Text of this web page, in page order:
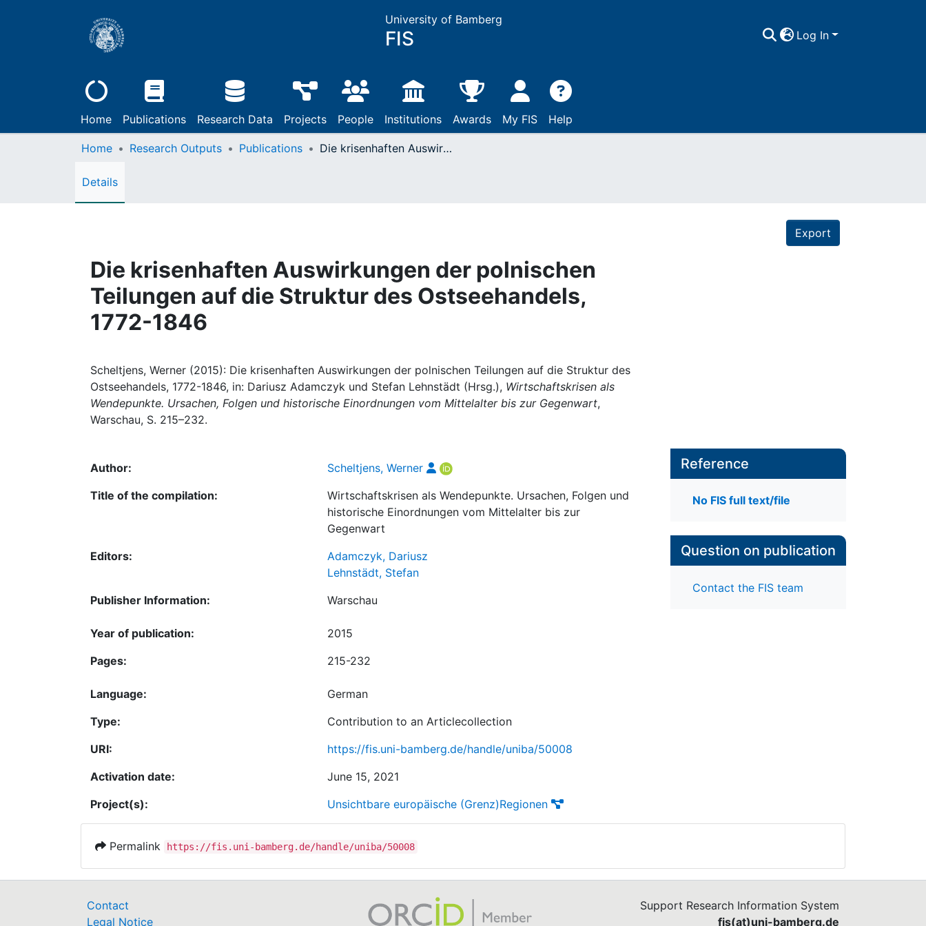
University of Bamberg
FIS Log In
Home Publications Research Data Projects People Institutions Awards My FIS Help
Home Research Outputs Publications Die krisenhaften Auswirkungen der polnischen Teilungen auf die Struktur des Ostseehandels, 1772-1846
Details
Export
Die krisenhaften Auswirkungen der polnischen
Teilungen auf die Struktur des Ostseehandels,
1772-1846
Scheltjens, Werner (2015): Die krisenhaften Auswirkungen der polnischen Teilungen auf die Struktur des
Ostseehandels, 1772-1846, in: Dariusz Adamczyk und Stefan Lehnstädt (Hrsg.), Wirtschaftskrisen als
Wendepunkte. Ursachen, Folgen und historische Einordnungen vom Mittelalter bis zur Gegenwart,
Warschau, S. 215–232.
Author:
Scheltjens, Werner
Title of the compilation:
Wirtschaftskrisen als Wendepunkte. Ursachen, Folgen und
historische Einordnungen vom Mittelalter bis zur
Gegenwart
Editors:
Adamczyk, Dariusz
Lehnstädt, Stefan
Publisher Information:
Warschau
Year of publication:
2015
Pages:
215-232
Language:
German
Type:
Contribution to an Articlecollection
URI:
https://fis.uni-bamberg.de/handle/uniba/50008
Activation date:
June 15, 2021
Project(s):
Unsichtbare europäische (Grenz)Regionen
Reference
No FIS full text/file
Question on publication
Contact the FIS team
Permalink https://fis.uni-bamberg.de/handle/uniba/50008
Contact
Legal Notice
Support Research Information System
fis(at)uni-bamberg.de